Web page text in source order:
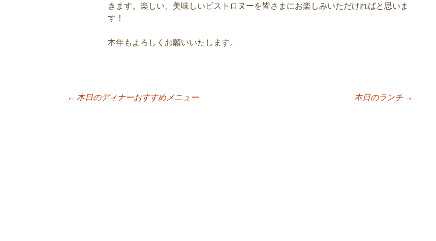
きます。楽しい、美味しいビストロヌーを皆さまにお楽しみいただければと思いま
す！
本年もよろしくお願いいたします。
← 本日のディナーおすすめメニュー 本日のランチ →